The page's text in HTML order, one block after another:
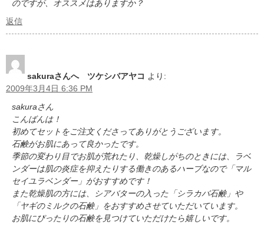
のですが、オススメはありますか？
返信
sakuraさんへ ツケシバアヤコ より:
2009年3月4日 6:36 PM
sakuraさん
こんばんは！
初めてセットをご注文くださってありがとうございます。
石鹸がお肌にあって良かったです。
季節の変わり目でお肌が荒れたり、乾燥しがちのときには、ラベ
ンダーは肌の炎症を抑えたりする働きのあるハーブなので「マル
セイユラベンダー」がおすすめです！
また乾燥肌の方には、シアバターの入った「シラカバ石鹸」や
「ヤギのミルクの石鹸」をおすすめさせていただいています。
お肌にぴったりの石鹸を見つけていただけたら嬉しいです。